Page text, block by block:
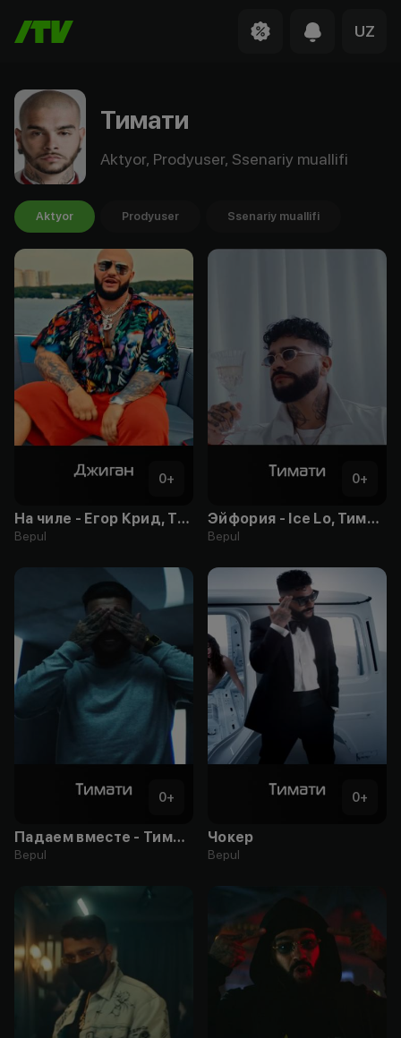
UZ
Тимати
Aktyor, Prodyuser, Ssenariy muallifi
Aktyor Prodyuser Ssenariy muallifi
0+
На чиле - Егор Крид, The Limba, blago white, OG Buda, Тимати, SODA LUV, Гуф, Джиган
Bepul
0+
Эйфория - Ice Lo, Тимати
Bepul
0+
Падаем вместе - Тимати
Bepul
0+
Чокер
Bepul